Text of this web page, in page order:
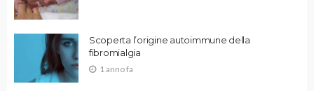
Scoperta l’origine autoimmune della
fibromialgia
1 anno fa